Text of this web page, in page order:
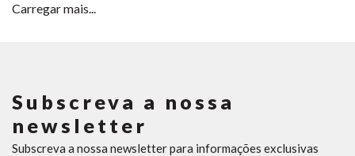
Carregar mais...
Subscreva a nossa
newsletter
Subscreva a nossa newsletter para informações exclusivas